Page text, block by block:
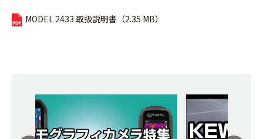
MODEL 2433 取扱説明書（2.35 MB）